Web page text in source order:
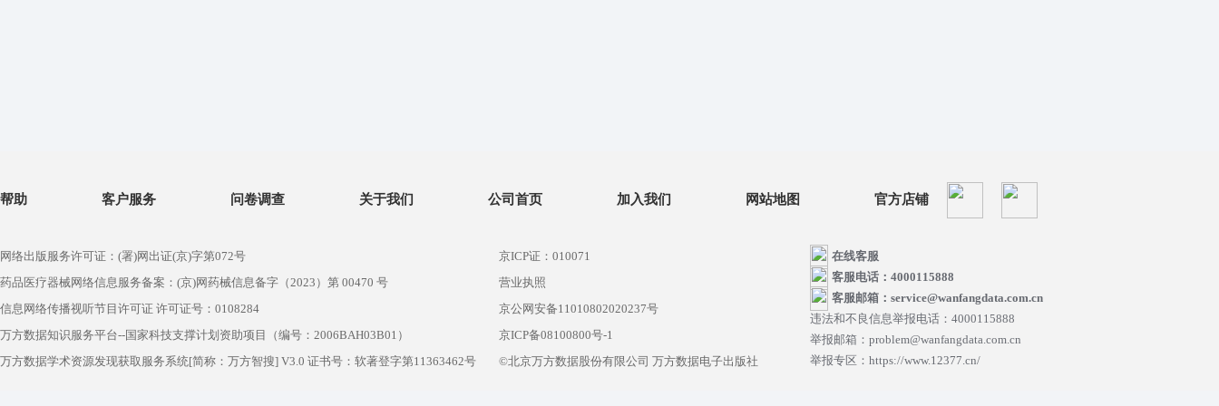
帮助 客户服务 问卷调查 关于我们 公司首页 加入我们 网站地图 官方店铺
网络出版服务许可证：(署)网出证(京)字第072号
药品医疗器械网络信息服务备案：(京)网药械信息备字（2023）第 00470 号
信息网络传播视听节目许可证 许可证号：0108284
万方数据知识服务平台--国家科技支撑计划资助项目（编号：2006BAH03B01）
万方数据学术资源发现获取服务系统[简称：万方智搜] V3.0 证书号：软著登字第11363462号
京ICP证：010071
营业执照
京公网安备11010802020237号
京ICP备08100800号-1
©北京万方数据股份有限公司 万方数据电子出版社
在线客服
客服电话：4000115888
客服邮箱：service@wanfangdata.com.cn
违法和不良信息举报电话：4000115888
举报邮箱：problem@wanfangdata.com.cn
举报专区：https://www.12377.cn/